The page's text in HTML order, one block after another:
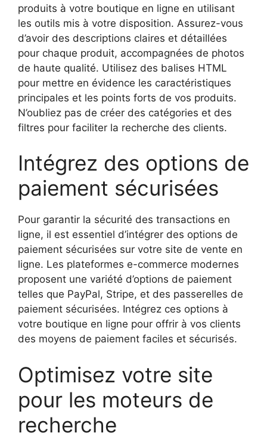
produits à votre boutique en ligne en utilisant
les outils mis à votre disposition. Assurez-vous
d’avoir des descriptions claires et détaillées
pour chaque produit, accompagnées de photos
de haute qualité. Utilisez des balises HTML
pour mettre en évidence les caractéristiques
principales et les points forts de vos produits.
N’oubliez pas de créer des catégories et des
filtres pour faciliter la recherche des clients.
Intégrez des options de
paiement sécurisées
Pour garantir la sécurité des transactions en
ligne, il est essentiel d’intégrer des options de
paiement sécurisées sur votre site de vente en
ligne. Les plateformes e-commerce modernes
proposent une variété d’options de paiement
telles que PayPal, Stripe, et des passerelles de
paiement sécurisées. Intégrez ces options à
votre boutique en ligne pour offrir à vos clients
des moyens de paiement faciles et sécurisés.
Optimisez votre site
pour les moteurs de
recherche